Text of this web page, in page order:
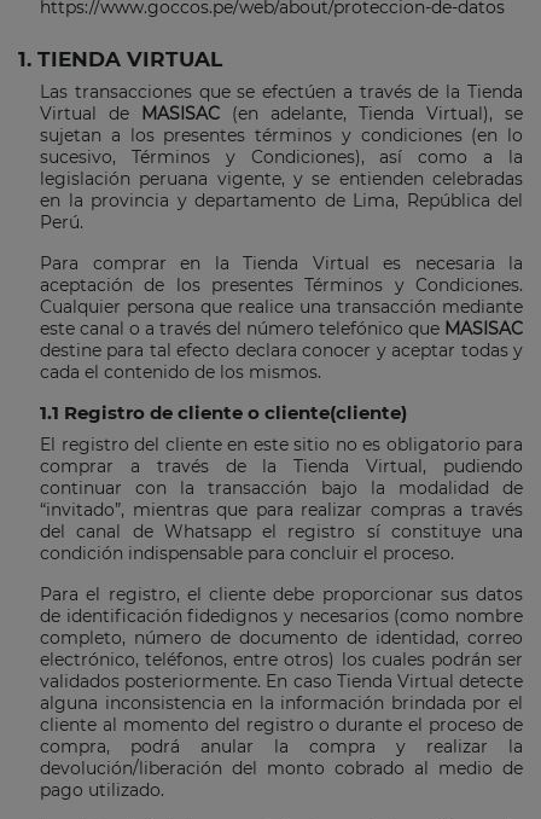
https://www.goccos.pe/web/about/proteccion-de-datos
1. TIENDA VIRTUAL
Las transacciones que se efectúen a través de la Tienda
Virtual de
MASISAC (en adelante, Tienda Virtual), se
sujetan a los presentes términos y condiciones (en lo
sucesivo, Términos y Condiciones), así como a la
legislación peruana vigente, y se entienden celebradas
en la provincia y departamento de Lima, República del
Perú.
Para comprar en la Tienda Virtual es necesaria la
aceptación de los presentes Términos y Condiciones.
Cualquier persona que realice una transacción mediante
este canal o a través del número telefónico que MASISAC
destine para tal efecto declara conocer y aceptar todas y
cada el contenido de los mismos.
1.1 Registro de cliente o cliente(cliente)
El registro del cliente en este sitio no es obligatorio para
comprar a través de la Tienda Virtual, pudiendo
continuar con la transacción bajo la modalidad de
“invitado”, mientras que para realizar compras a través
del canal de Whatsapp el registro sí constituye una
condición indispensable para concluir el proceso.
Para el registro, el cliente debe proporcionar sus datos
de identificación fidedignos y necesarios (como nombre
completo, número de documento de identidad, correo
electrónico, teléfonos, entre otros) los cuales podrán ser
validados posteriormente. En caso Tienda Virtual detecte
alguna inconsistencia en la información brindada por el
cliente al momento del registro o durante el proceso de
compra, podrá anular la compra y realizar la
devolución/liberación del monto cobrado al medio de
pago utilizado.